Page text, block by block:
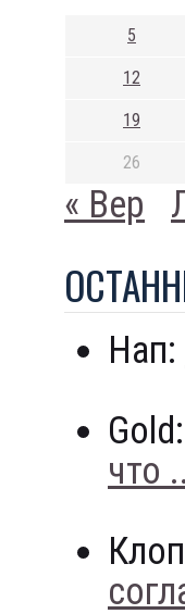
5
12
19
26
« Вер
Нап:
Gold:
что